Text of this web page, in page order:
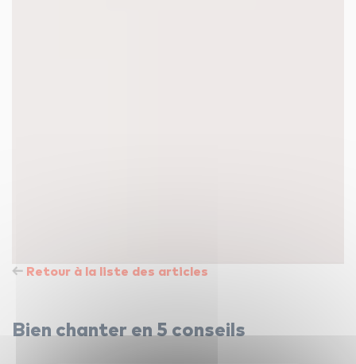
Retour à la liste des articles
Bien chanter en 5 conseils